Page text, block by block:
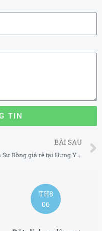
TIN
BÀI SAU
Lân Sư Rồng giá rẻ tại Hưng Yên
TH8
06